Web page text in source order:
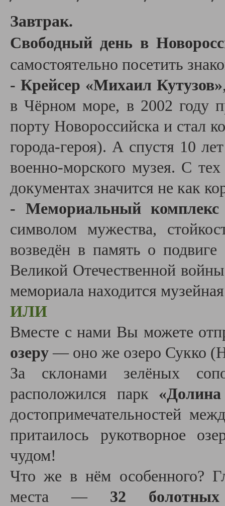
Завтрак.
Свободный день в
самостоятельно посетить
- Крейсер «Михаил Кутузов»
в Чёрном море, в 2002 году
порту Новороссийска и стал
города-героя). А спустя 10
военно-морского музея. С
документах значится не как
- Мемориальный
символом мужества,
возведён в память о
Великой Отечественной
мемориала находится
ИЛИ
Вместе с нами Вы можете
озеру — оно же озеро Сукко
За склонами зелёных
расположился парк
достопримечательностей
притаилось рукотворное
чудом!
Что же в нём особенного?
места — 32